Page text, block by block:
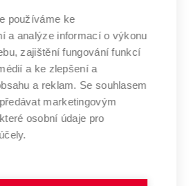
fondů
učení
technické
V BRNĚ
www.vut.cz
vut@vutbr.cz
používáme ke
a analýze informací o výkonu
zajištění fungování funkcí
a ke zlepšení a
a reklam. Se souhlasem
marketingovým
osobní údaje pro